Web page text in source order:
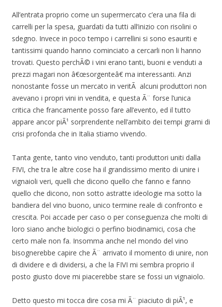
All’entrata proprio come un supermercato c’era una fila di
carrelli per la spesa, guardati da tutti all’inizio con risolini o
sdegno. Invece in poco tempo i carrellini si sono esauriti e
tantissimi quando hanno cominciato a cercarli non li hanno
trovati. Questo perchÃ© i vini erano tanti, buoni e venduti a
prezzi magari non â€œsorgenteâ€ ma interessanti. Anzi
nonostante fosse un mercato in veritÃ alcuni produttori non
avevano i propri vini in vendita, e questa Ã¨ forse l’unica
critica che francamente posso fare all’evento, ed il tutto
appare ancor piÃ¹ sorprendente nell’ambito dei tempi grami di
crisi profonda che in Italia stiamo vivendo.
Tanta gente, tanto vino venduto, tanti produttori uniti dalla
FIVI, che tra le altre cose ha il grandissimo merito di unire i
vignaioli veri, quelli che dicono quello che fanno e fanno
quello che dicono, non sotto astratte ideologie ma sotto la
bandiera del vino buono, unico termine reale di confronto e
crescita. Poi accade per caso o per conseguenza che molti di
loro siano anche biologici o perfino biodinamici, cosa che
certo male non fa. Insomma anche nel mondo del vino
bisognerebbe capire che Ã¨ arrivato il momento di unire, non
di dividere e di dividersi, a che la FIVI mi sembra proprio il
posto giusto dove mi piacerebbe stare se fossi un vignaiolo.
Detto questo mi tocca dire cosa mi Ã¨ piaciuto di piÃ¹, e